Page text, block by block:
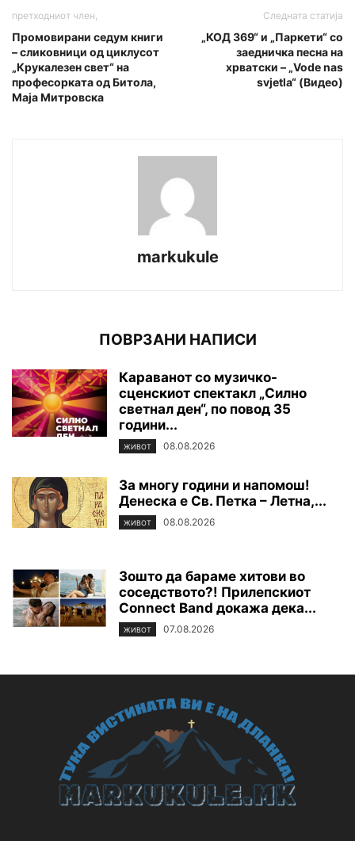
претходниот член,
Промовирани седум книги
– сликовници од циклусот
„Крукалезен свет“ на
професорката од Битола,
Маја Митровска
Следната статија
„КОД 369“ и „Паркети“ со
заедничка песна на
хрватски – „Vode nas
svjetla“ (Видео)
markukule
ПОВРЗАНИ НАПИСИ
Караванот со музичко-
сценскиот спектакл „Силно
светнал ден“, по повод 35
години...
ЖИВОТ 08.08.2026
За многу години и напомош!
Денеска е Св. Петка – Летна,...
ЖИВОТ 08.08.2026
Зошто да бараме хитови во
соседството?! Прилепскиот
Connect Band докажа дека...
ЖИВОТ 07.08.2026